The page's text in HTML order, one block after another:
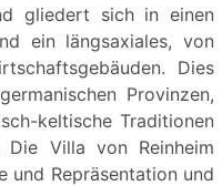
gliedert sich in einen
ein längsaxiales, von
Dies
Provinzen,
keltische Traditionen
Die Villa von Reinheim
und Repräsentation und